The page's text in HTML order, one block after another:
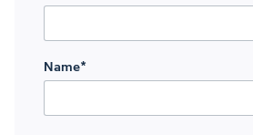
Name*